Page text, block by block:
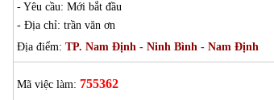
- Yêu cầu: Mới bắt đầu
- Địa chỉ: trần văn ơn
Địa điểm: TP. Nam Định - Ninh Bình - Nam Định
Mã việc làm: 755362